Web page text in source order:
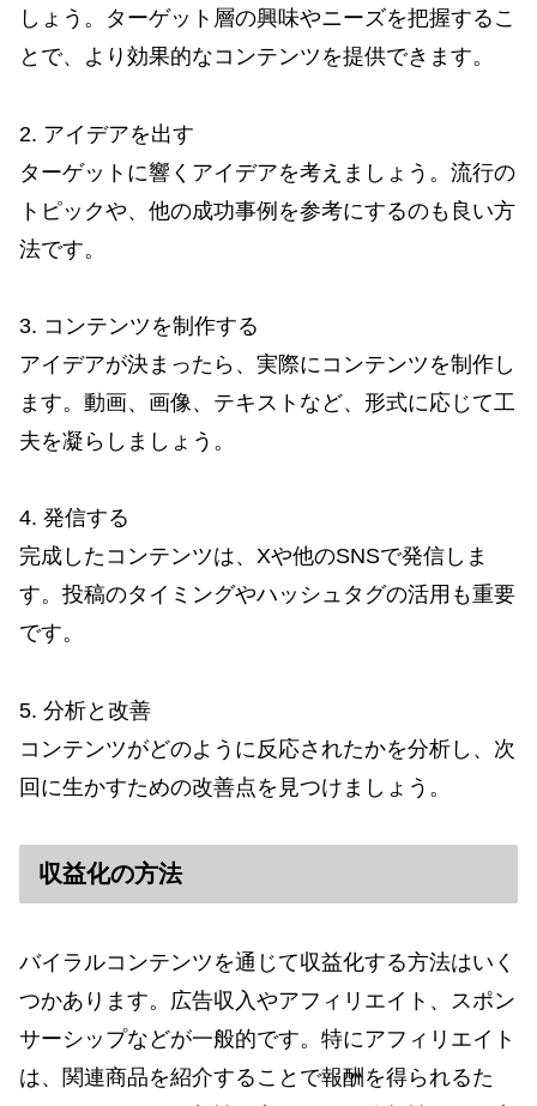
しょう。ターゲット層の興味やニーズを把握するこ
とで、より効果的なコンテンツを提供できます。
2. アイデアを出す
ターゲットに響くアイデアを考えましょう。流行の
トピックや、他の成功事例を参考にするのも良い方
法です。
3. コンテンツを制作する
アイデアが決まったら、実際にコンテンツを制作し
ます。動画、画像、テキストなど、形式に応じて工
夫を凝らしましょう。
4. 発信する
完成したコンテンツは、Xや他のSNSで発信しま
す。投稿のタイミングやハッシュタグの活用も重要
です。
5. 分析と改善
コンテンツがどのように反応されたかを分析し、次
回に生かすための改善点を見つけましょう。
収益化の方法
バイラルコンテンツを通じて収益化する方法はいく
つかあります。広告収入やアフィリエイト、スポン
サーシップなどが一般的です。特にアフィリエイト
は、関連商品を紹介することで報酬を得られるた